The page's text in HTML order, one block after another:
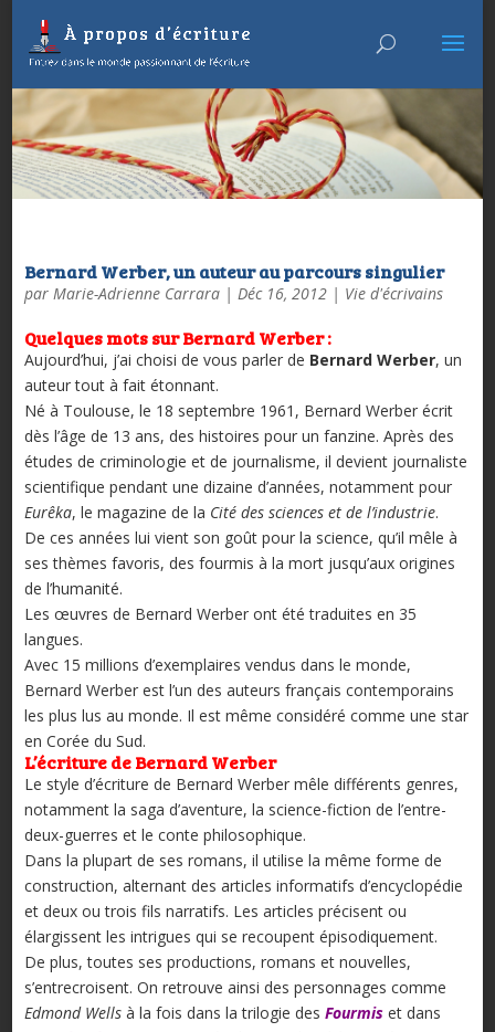
Bernard Werber, un auteur au parcours singulier
par Marie-Adrienne Carrara| Déc 16, 2012| Vie d'écrivains
Quelques mots sur Bernard Werber :
Aujourd’hui, j’ai choisi de vous parler de Bernard Werber, un
auteur tout à fait étonnant.
Né à Toulouse, le 18 septembre 1961, Bernard Werber écrit
dès l’âge de 13 ans, des histoires pour un fanzine. Après des
études de criminologie et de journalisme, il devient journaliste
scientifique pendant une dizaine d’années, notamment pour
Eurêka, le magazine de la Cité des sciences et de l’industrie.
De ces années lui vient son goût pour la science, qu’il mêle à
ses thèmes favoris, des fourmis à la mort jusqu’aux origines
de l’humanité.
Les œuvres de Bernard Werber ont été traduites en 35
langues.
Avec 15 millions d’exemplaires vendus dans le monde,
Bernard Werber est l’un des auteurs français contemporains
les plus lus au monde. Il est même considéré comme une star
en Corée du Sud.
L’écriture de Bernard Werber
Le style d’écriture de Bernard Werber mêle différents genres,
notamment la saga d’aventure, la science-fiction de l’entre-
deux-guerres et le conte philosophique.
Dans la plupart de ses romans, il utilise la même forme de
construction, alternant des articles informatifs d’encyclopédie
et deux ou trois fils narratifs. Les articles précisent ou
élargissent les intrigues qui se recoupent épisodiquement.
De plus, toutes ses productions, romans et nouvelles,
s’entrecroisent. On retrouve ainsi des personnages comme
Edmond Wellsà la fois dans la trilogie des Fourmiset dans